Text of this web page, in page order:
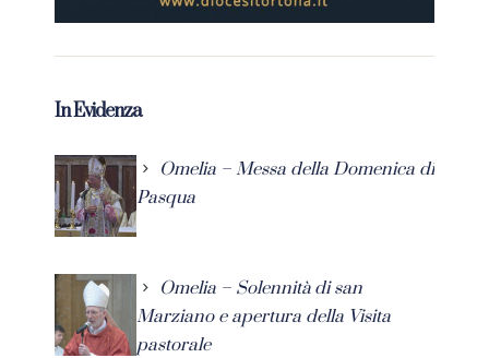
In Evidenza
Omelia – Messa della Domenica di
Pasqua
Omelia – Solennità di san
Marziano e apertura della Visita
pastorale